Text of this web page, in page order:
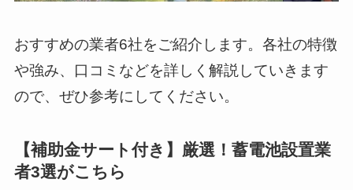
おすすめの業者6社をご紹介します。各社の特徴
や強み、口コミなどを詳しく解説していきます
ので、ぜひ参考にしてください。
【補助金サート付き】厳選！蓄電池設置業
者3選がこちら